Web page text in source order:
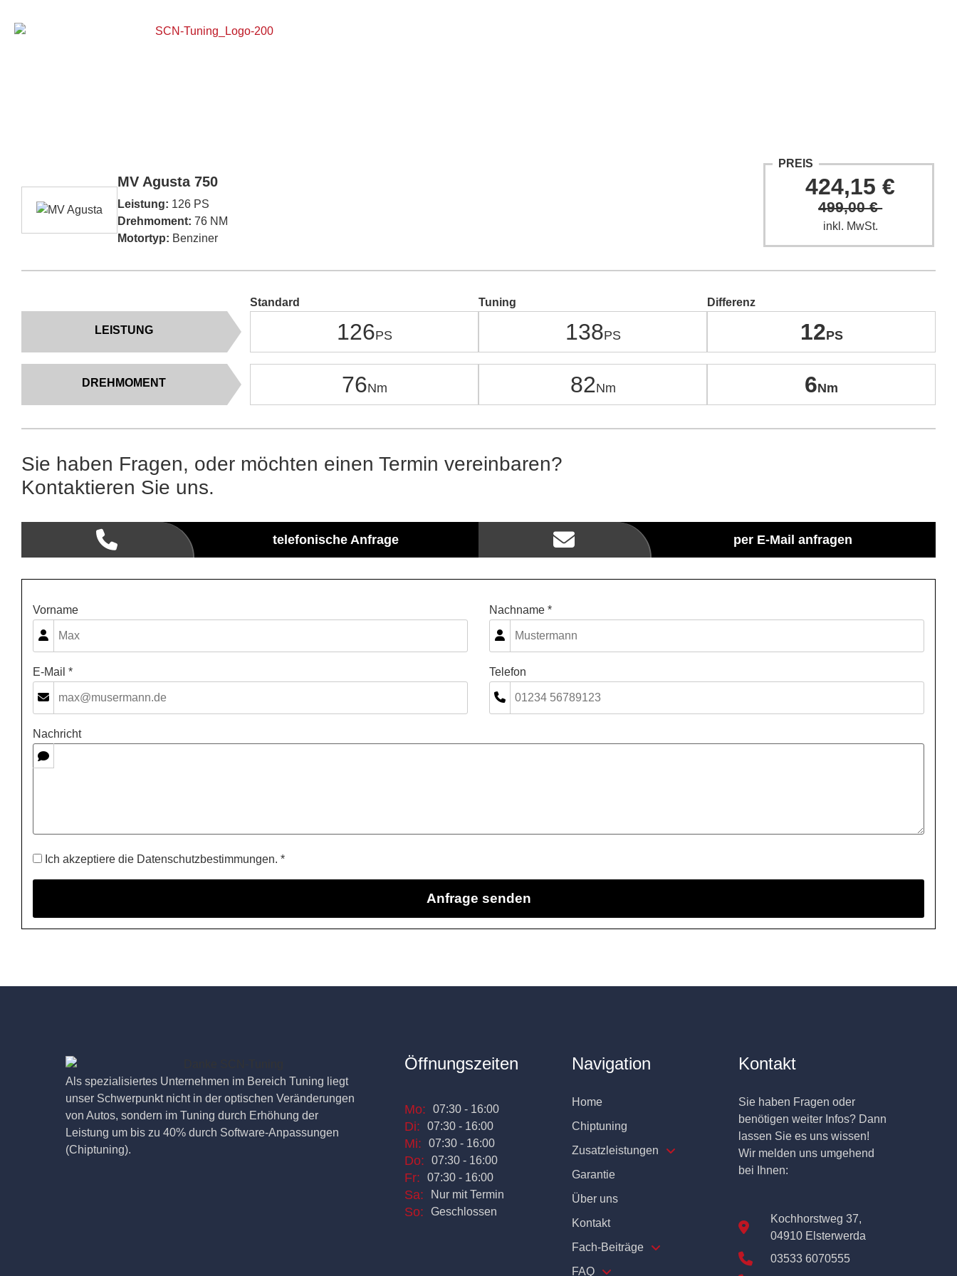
MV Agusta 750
Leistung: 126 PS
Drehmoment: 76 NM
Motortyp: Benziner
PREIS
424,15 €
499,00 €
inkl. MwSt.
LEISTUNG
DREHMOMENT
Standard
126
76
Tuning
138
82
Differenz
12
6
Sie haben Fragen, oder möchten einen Termin vereinbaren?
Kontaktieren Sie uns.
telefonische Anfrage per E-Mail anfragen
Vorname Nachname *
E-Mail * Telefon
Nachricht
Ich akzeptiere die Datenschutzbestimmungen. *
Als spezialisiertes Unternehmen im Bereich Tuning liegt
unser Schwerpunkt nicht in der optischen Veränderungen
von Autos, sondern im Tuning durch Erhöhung der
Leistung um bis zu 40% durch Software-Anpassungen
(Chiptuning).
Öffnungszeiten
Mo: 07:30 - 16:00
Di: 07:30 - 16:00
Mi: 07:30 - 16:00
Do: 07:30 - 16:00
Fr: 07:30 - 16:00
Sa: Nur mit Termin
So: Geschlossen
Navigation
Home
Chiptuning
Zusatzleistungen
Garantie
Über uns
Kontakt
Fach-Beiträge
FAQ
Kontakt
Sie haben Fragen oder
benötigen weiter Infos? Dann
lassen Sie es uns wissen!
Wir melden uns umgehend
bei Ihnen:
Kochhorstweg 37,
04910 Elsterwerda
03533 6070555